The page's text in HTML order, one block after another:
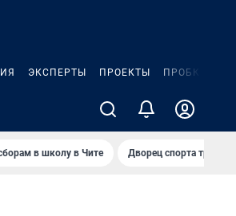
ЭКСПЕРТЫ ПРОЕКТЫ ПРОБКИ
в школу в Чите Дворец спорта